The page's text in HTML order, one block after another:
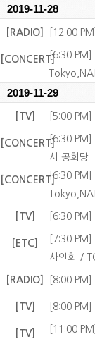
2019-11-28
[RADIO] [12:00
[CONCERT][6:30 PM]
2019-11-29
[TV] [5:00 PM]
[CONCERT][6:30 PM]
시 공회당
[CONCERT][6:30 PM]
[TV] [6:30
[ETC]
[7:30
사인회 /
[RADIO] [8:00
[TV] [8:00
[TV]
[11:00